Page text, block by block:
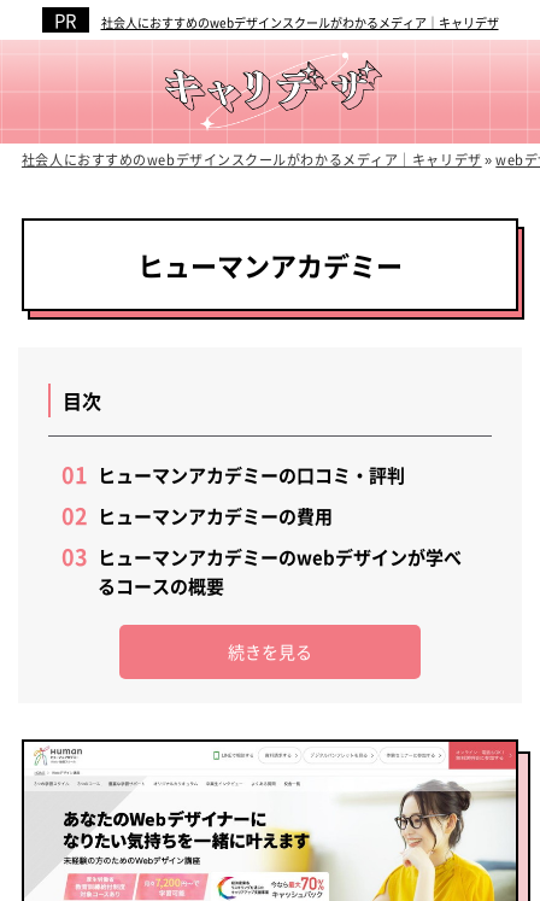
社会人におすすめのwebデザインスクールがわかるメディア｜キャリデザ
社会人におすすめのwebデザインスクールがわかるメディア｜キャリデザ»webデ
ヒューマンアカデミー
目次
ヒューマンアカデミーの口コミ・評判
ヒューマンアカデミーの費用
ヒューマンアカデミーのwebデザインが学べ
るコースの概要
続きを見る